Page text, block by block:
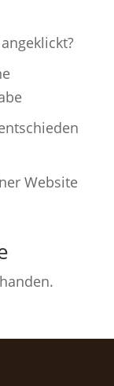
Website